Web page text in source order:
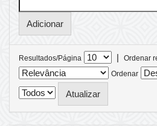
Resultados/Página |
Ordenar
Ordenar